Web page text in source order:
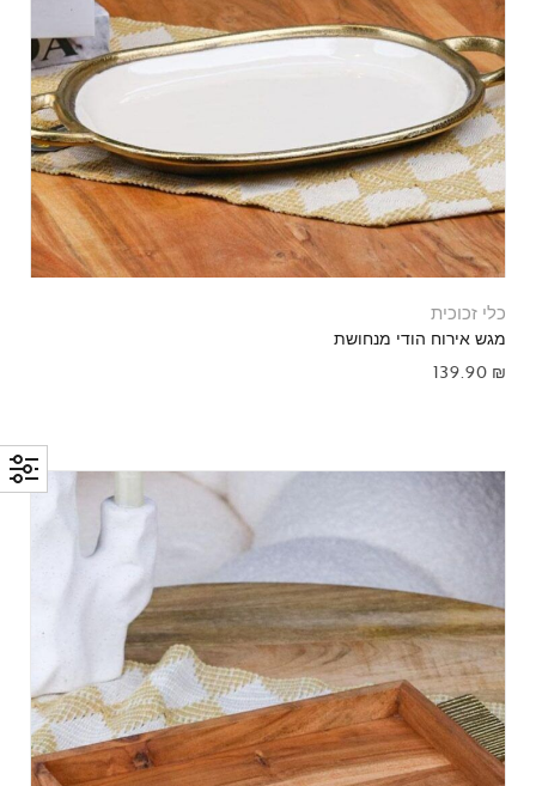
כלי זכוכית
מגש אירוח הודי מנחושת
139.90 ₪